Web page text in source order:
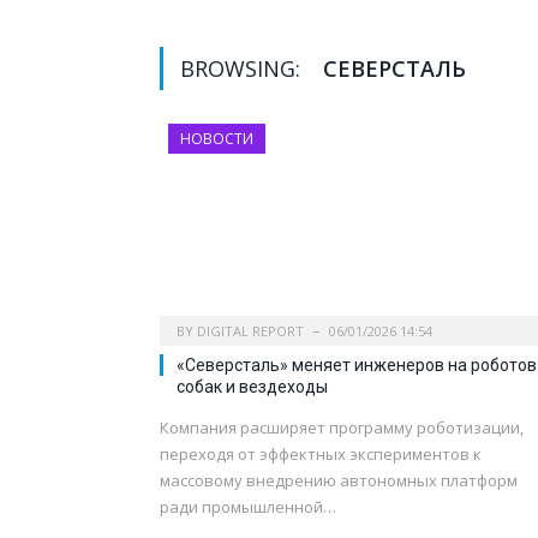
BROWSING: СЕВЕРСТАЛЬ
НОВОСТИ
BY DIGITAL REPORT 06/01/2026 14:54
«Северсталь» меняет инженеров на
собак и вездеходы
Компания расширяет программу роботизации,
переходя от эффектных экспериментов к
массовому внедрению автономных платформ
ради промышленной…